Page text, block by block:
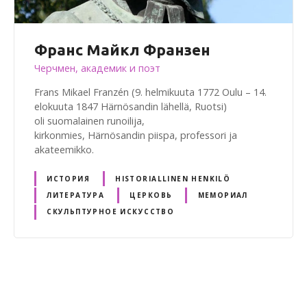
Франс Майкл Франзен
Черчмен, академик и поэт
Frans Mikael Franzén (9. helmikuuta 1772 Oulu – 14.
elokuuta 1847 Härnösandin lähellä, Ruotsi)
oli suomalainen runoilija,
kirkonmies, Härnösandin piispa, professori ja
akateemikko.
ИСТОРИЯ
HISTORIALLINEN HENKILÖ
ЛИТЕРАТУРА
ЦЕРКОВЬ
МЕМОРИАЛ
СКУЛЬПТУРНОЕ ИСКУССТВО